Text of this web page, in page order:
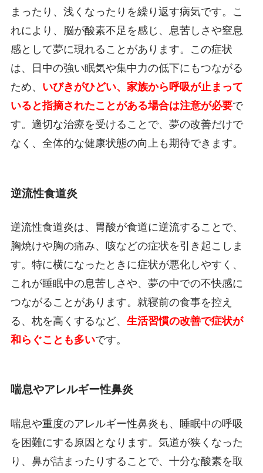
まったり、浅くなったりを繰り返す病気です。こ
れにより、脳が酸素不足を感じ、息苦しさや窒息
感として夢に現れることがあります。この症状
は、日中の強い眠気や集中力の低下にもつながる
ため、 いびきがひどい、家族から呼吸が止まって
いると指摘されたことがある場合は注意が必要で
す。適切な治療を受けることで、夢の改善だけで
なく、全体的な健康状態の向上も期待できます。
逆流性食道炎
逆流性食道炎は、胃酸が食道に逆流することで、
胸焼けや胸の痛み、咳などの症状を引き起こしま
す。特に横になったときに症状が悪化しやすく、
これが睡眠中の息苦しさや、夢の中での不快感に
つながることがあります。就寝前の食事を控え
る、枕を高くするなど、 生活習慣の改善で症状が
和らぐことも多いです。
喘息やアレルギー性鼻炎
喘息や重度のアレルギー性鼻炎も、睡眠中の呼吸
を困難にする原因となります。気道が狭くなった
り、鼻が詰まったりすることで、十分な酸素を取